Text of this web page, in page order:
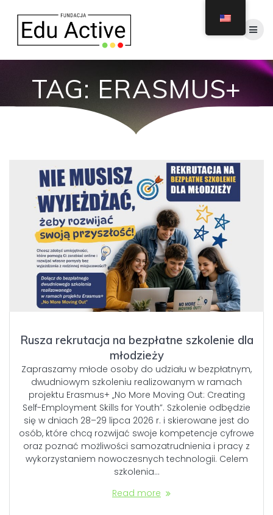
TAG: ERASMUS+
Rusza rekrutacja na bezpłatne szkolenie dla
młodzieży
Zapraszamy młode osoby do udziału w bezpłatnym,
dwudniowym szkoleniu realizowanym w ramach
projektu Erasmus+ „No More Moving Out: Creating
Self-Employment Skills for Youth”. Szkolenie odbędzie
się w dniach 28–29 lipca 2026 r. i skierowane jest do
osób, które chcą rozwijać swoje kompetencje cyfrowe
oraz poznać możliwości samozatrudnienia i pracy z
wykorzystaniem nowoczesnych technologii. Celem
szkolenia…
Read more